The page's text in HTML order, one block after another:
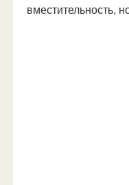
вместительность,